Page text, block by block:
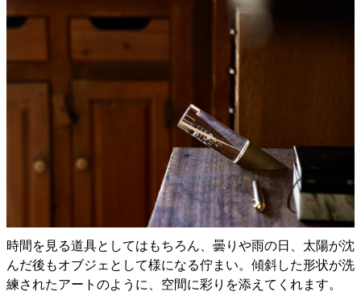
時間を見る道具としてはもちろん、曇りや雨の日、太陽が沈
んだ後もオブジェとして様になる佇まい。傾斜した形状が洗
練されたアートのように、空間に彩りを添えてくれます。